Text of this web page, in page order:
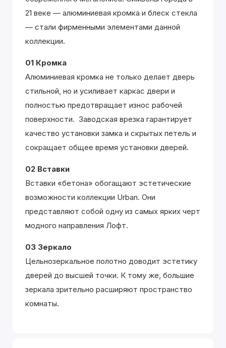
21 веке — алюминиевая кромка и блеск стекла
— стали фирменными элементами данной
коллекции.
01 Кромка
Алюминиевая кромка не только делает дверь
стильной, но и усиливает каркас двери и
полностью предотвращает износ рабочей
поверхности. Заводская врезка гарантирует
качество установки замка и скрытых петель и
сокращает общее время установки дверей.
02 Вставки
Вставки «бетона» обогащают эстетические
возможности коллекции Urban. Они
представляют собой одну из самых ярких черт
модного направления Лофт.
03 Зеркало
Цельнозеркальное полотно доводит эстетику
дверей до высшей точки. К тому же, большие
зеркала зрительно расширяют пространство
комнаты.